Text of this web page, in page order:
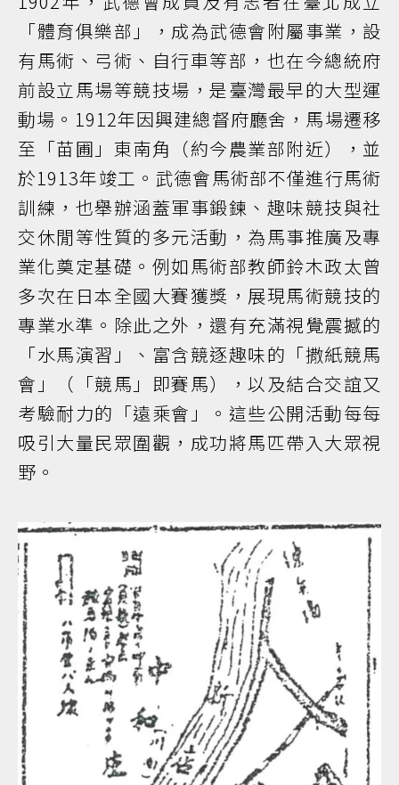
「體育俱樂部」，成為武德會附屬事業，設
有馬術、弓術、自行車等部，也在今總統府
前設立馬場等競技場，是臺灣最早的大型運
動場。1912年因興建總督府廳舍，馬場遷移
至「苗圃」東南角（約今農業部附近），並
於1913年竣工。武德會馬術部不僅進行馬術
訓練，也舉辦涵蓋軍事鍛鍊、趣味競技與社
交休閒等性質的多元活動，為馬事推廣及專
業化奠定基礎。例如馬術部教師鈴木政太曾
多次在日本全國大賽獲獎，展現馬術競技的
專業水準。除此之外，還有充滿視覺震撼的
「水馬演習」、富含競逐趣味的「撒紙競馬
會」（「競馬」即賽馬），以及結合交誼又
考驗耐力的「遠乘會」。這些公開活動每每
吸引大量民眾圍觀，成功將馬匹帶入大眾視
野。